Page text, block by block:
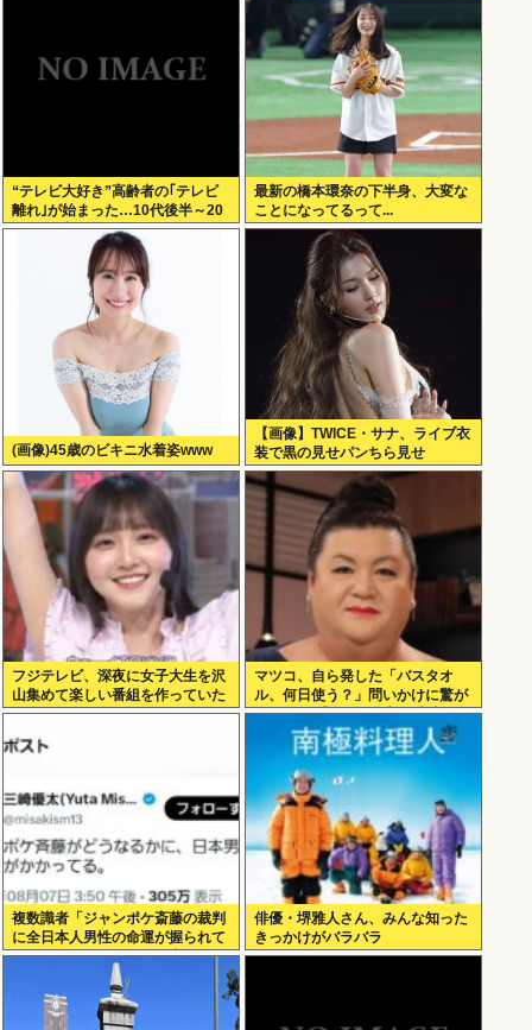
“テレビ大好き”高齢者の｢テレビ
離れ｣が始まった…10代後半～20
代の約7割が”ほぼ見ない”
最新の橋本環奈の下半身、大変な
ことになってるって...
(画像)45歳のビキニ水着姿www
【画像】TWICE・サナ、ライブ衣
装で黒の見せパンちら見せ
フジテレビ、深夜に女子大生を沢
山集めて楽しい番組を作っていた
www
マツコ、自ら発した「バスタオ
ル、何日使う？」問いかけに驚が
くの答え 「今日は全部、本当のこ
と言うわ」
複数識者「ジャンポケ斎藤の裁判
に全日本人男性の命運が握られて
いる。これでだめなら日本男全員
俳優・堺雅人さん、みんな知った
きっかけがバラバラ